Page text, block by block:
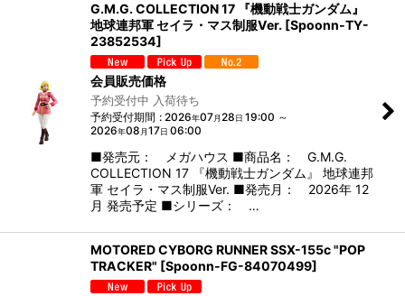
G.M.G. COLLECTION 17 『機動戦士ガンダム』
地球連邦軍 セイラ・マス制服Ver. [Spoonn-TY-
23852534]
会員販売価格
予約受付中 入荷待ち
予約受付期間 : 2026年07月28日 19:00 ～
2026年08 月17日 06:00
■発売元： メガハウス ■商品名： G.M.G.
COLLECTION 17 『機動戦士ガンダム』 地球連邦
軍 セイラ・マス制服Ver. ■発売月： 2026年 12
月 発売予定 ■シリーズ： …
MOTORED CYBORG RUNNER SSX-155c "POP
TRACKER" [Spoonn-FG-84070499]